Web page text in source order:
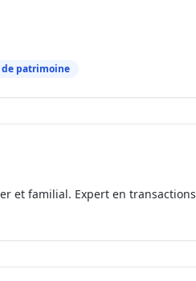
de patrimoine
et familial. Expert en transactions